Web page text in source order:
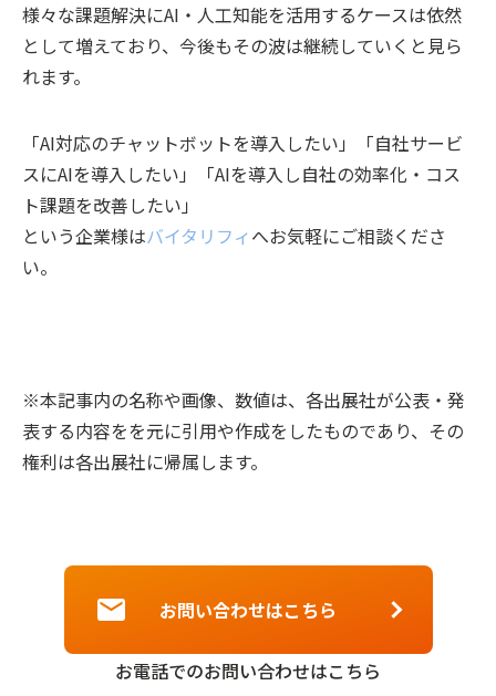
様々な課題解決にAI・人工知能を活用するケースは依然
として増えており、今後もその波は継続していくと見ら
れます。
「AI対応のチャットボットを導入したい」「自社サービ
スにAIを導入したい」「AIを導入し自社の効率化・コス
ト課題を改善したい」
という企業様はバイタリフィへお気軽にご相談くださ
い。
※本記事内の名称や画像、数値は、各出展社が公表・発
表する内容をを元に引用や作成をしたものであり、その
権利は各出展社に帰属します。
お電話でのお問い合わせはこちら
お問い合わせはこちら